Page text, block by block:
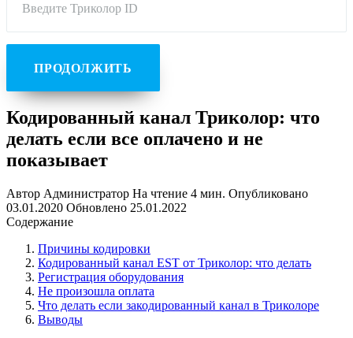
Введите Триколор ID
ПРОДОЛЖИТЬ
Кодированный канал Триколор: что
делать если все оплачено и не
показывает
Автор Администратор На чтение 4 мин. Опубликовано
03.01.2020 Обновлено 25.01.2022
Содержание
Причины кодировки
Кодированный канал EST от Триколор: что делать
Регистрация оборудования
Не произошла оплата
Что делать если закодированный канал в Триколоре
Выводы